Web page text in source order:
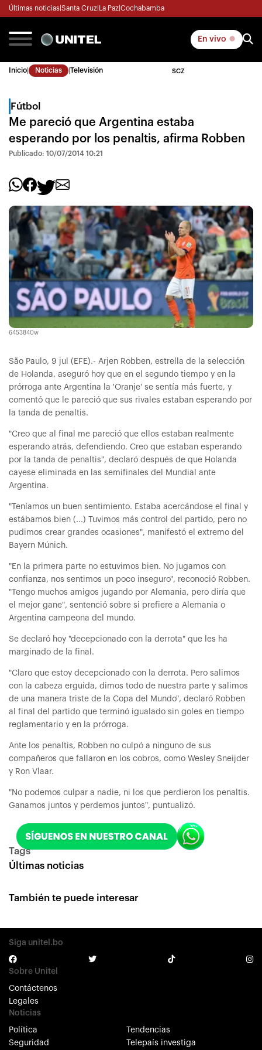
Últimas noticias Santa Cruz La Paz Cochabamba
En vivo
Inicio Noticias Televisión SCZ
Fútbol
Me pareció que Argentina estaba
esperando por los penaltis, afirma Robben
Publicado: 10/07/2014 10:21
6453840w
São Paulo, 9 jul (EFE).- Arjen Robben, estrella de la selección
de Holanda, aseguró hoy que en el segundo tiempo y en la
prórroga ante Argentina la 'Oranje' se sentía más fuerte, y
comentó que le pareció que sus rivales estaban esperando por
la tanda de penaltis.
"Creo que al final me pareció que ellos estaban realmente
esperando atrás, defendiendo. Creo que estaban esperando
por la tanda de penaltis", declaró después de que Holanda
cayese eliminada en las semifinales del Mundial ante
Argentina.
"Teníamos un buen sentimiento. Estaba acercándose el final y
estábamos bien (...) Tuvimos más control del partido, pero no
pudimos crear grandes ocasiones", manifestó el extremo del
Bayern Múnich.
"En la primera parte no estuvimos bien. No jugamos con
confianza, nos sentimos un poco inseguro", reconoció Robben.
"Tengo muchos amigos jugando por Alemania, pero diría que
el mejor gane", sentenció sobre si prefiere a Alemania o
Argentina campeona del mundo.
Se declaró hoy "decepcionado con la derrota" que les ha
marginado de la final.
"Claro que estoy decepcionado con la derrota. Pero salimos
con la cabeza erguida, dimos todo de nuestra parte y salimos
de una manera triste de la Copa del Mundo", declaró Robben
al final del partido que terminó igualado sin goles en tiempo
reglamentario y en la prórroga.
Ante los penaltis, Robben no culpó a ninguno de sus
compañeros que fallaron en los cobros, como Wesley Sneijder
y Ron Vlaar.
"No podemos culpar a nadie, ni los que perdieron los penaltis.
Ganamos juntos y perdemos juntos", puntualizó.
Tags
Últimas noticias
También te puede interesar
Siga unitel.bo
Sobre Unitel
Contáctenos
Legales
Noticias
Política
Seguridad
Tendencias
Telepaís investiga